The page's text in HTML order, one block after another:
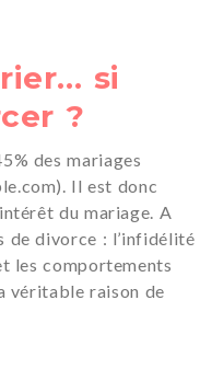
si
?
des mariages
Il est donc
du mariage. A
de divorce : l’infidélité
les comportements
véritable raison de